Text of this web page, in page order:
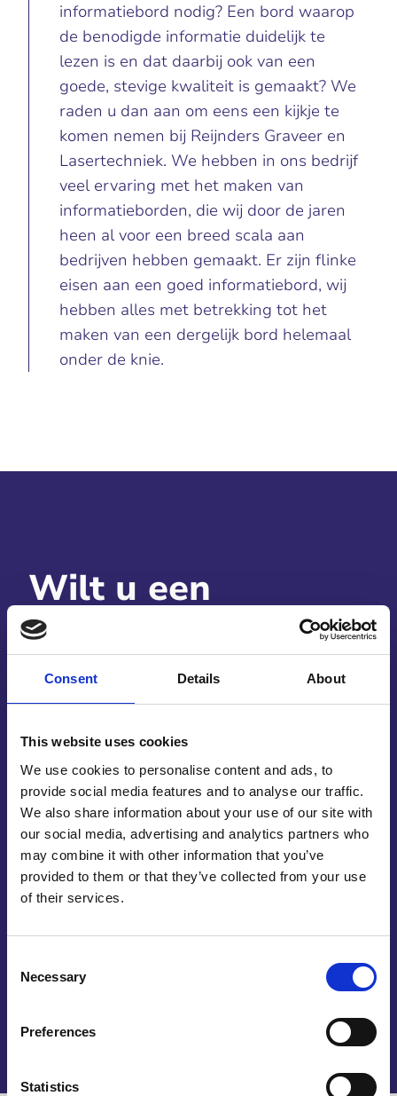
Consent Details About
This website uses cookies
We use cookies to personalise content and ads, to
provide social media features and to analyse our traffic.
We also share information about your use of our site with
our social media, advertising and analytics partners who
may combine it with other information that you’ve
provided to them or that they’ve collected from your use
of their services.
Selection
Necessary
Preferences
Statistics
informatiebord nodig? Een bord waarop
de benodigde informatie duidelijk te
lezen is en dat daarbij ook van een
goede, stevige kwaliteit is gemaakt? We
raden u dan aan om eens een kijkje te
komen nemen bij Reijnders Graveer en
Lasertechniek. We hebben in ons bedrijf
veel ervaring met het maken van
informatieborden, die wij door de jaren
heen al voor een breed scala aan
bedrijven hebben gemaakt. Er zijn flinke
eisen aan een goed informatiebord, wij
hebben alles met betrekking tot het
maken van een dergelijk bord helemaal
onder de knie.
Wilt u een
informatiebord
laten maken
specialiteiten van Reijnders Graveer en
Lasertechniek. We gaan graag eens met u in
gesprek om met u te bekijken wat uw wensen en
eisen zijn als het aankomt op uw nieuwe
informatiebord. We bekijken dan samen met u wat
de precieze functie is van het bord. Is het een bord
voor binnen of voor buiten? Wat zijn de afmetingen?
En wat voor materiaal kunnen we bij het maken van
op papier hebben staan gaan we voor u aan de slag
exemplaren indien u die nodig heeft.